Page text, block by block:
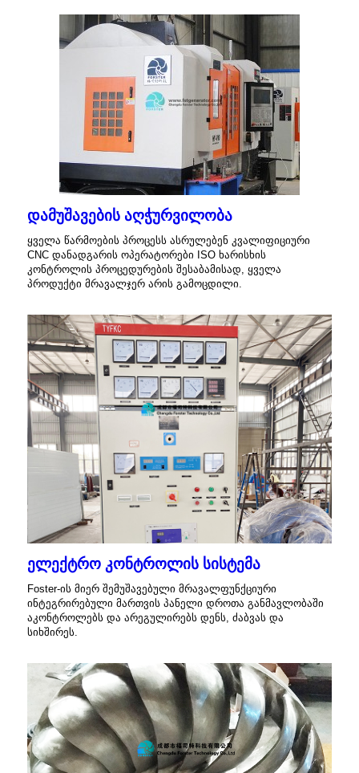
დამუშავების აღჭურვილობა
ყველა წარმოების პროცესს ასრულებენ კვალიფიციური
CNC დანადგარის ოპერატორები ISO ხარისხის
კონტროლის პროცედურების შესაბამისად, ყველა
პროდუქტი მრავალჯერ არის გამოცდილი.
ელექტრო კონტროლის სისტემა
Foster-ის მიერ შემუშავებული მრავალფუნქციური
ინტეგრირებული მართვის პანელი დროთა განმავლობაში
აკონტროლებს და არეგულირებს დენს, ძაბვას და
სიხშირეს.